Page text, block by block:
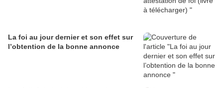
La foi au jour dernier et son effet sur
l’obtention de la bonne annonce